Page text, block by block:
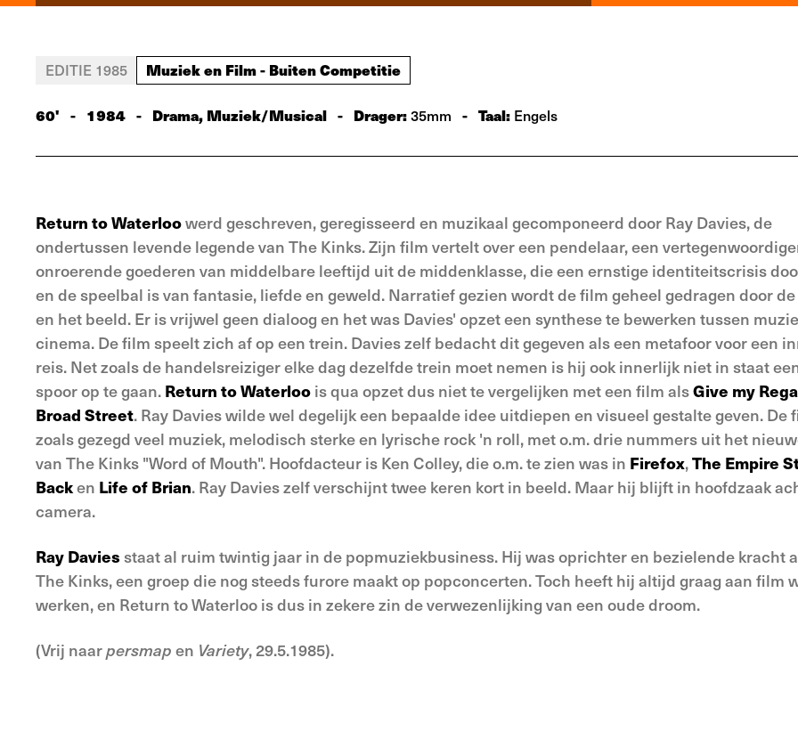
EDITIE 1985 Muziek en Film - Buiten Competitie
60' - 1984 - Drama, Muziek/Musical - Drager:35mm - Taal: Engels
Return to Waterloowerd geschreven, geregisseerd en muzikaal gecomponeerd door Ray Davies, de
ondertussen levende legende van The Kinks. Zijn film vertelt over een pendelaar, een
onroerende goederen van middelbare leeftijd uit de middenklasse, die een ernstige identiteitscrisis
en de speelbal is van fantasie, liefde en geweld. Narratief gezien wordt de film geheel gedragen door
en het beeld. Er is vrijwel geen dialoog en het was Davies' opzet een synthese te bewerken tussen
cinema. De film speelt zich af op een trein. Davies zelf bedacht dit gegeven als een metafoor voor een
reis. Net zoals de handelsreiziger elke dag dezelfde trein moet nemen is hij ook innerlijk niet in staat
spoor op te gaan. Return to Waterloo is qua opzet dus niet te vergelijken met een film alsGive my
Broad Street. Ray Davies wilde wel degelijk een bepaalde idee uitdiepen en visueel gestalte geven. De
zoals gezegd veel muziek, melodisch sterke en lyrische rock 'n roll, met o.m. drie nummers uit het
van The Kinks "Word of Mouth". Hoofdacteur is Ken Colley, die o.m. te zien was in Firefox,The Empire
Backen Life of Brian. Ray Davies zelf verschijnt twee keren kort in beeld. Maar hij blijft in hoofdzaak
camera.
Ray Davies staat al ruim twintig jaar in de popmuziekbusiness. Hij was oprichter en bezielende kracht
The Kinks, een groep die nog steeds furore maakt op popconcerten. Toch heeft hij altijd graag aan film
werken, en Return to Waterloo is dus in zekere zin de verwezenlijking van een oude droom.
(Vrij naarpersmap en Variety, 29.5.1985).